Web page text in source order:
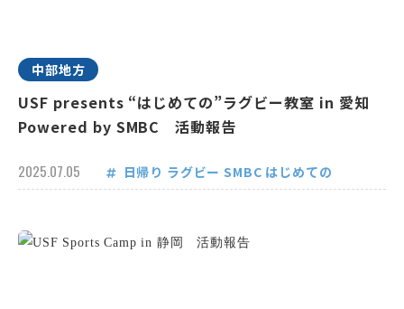
中部地方
USF presents “はじめての”ラグビー教室 in 愛知
Powered by SMBC 活動報告
2025.07.05 日帰り ラグビー SMBC はじめての